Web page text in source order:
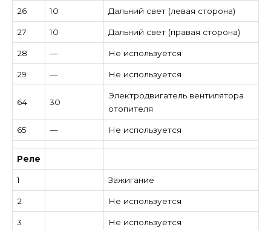
26 10 Дальний свет (левая сторона)
27 10 Дальний свет (правая сторона)
28 — Не используется
29 — Не используется
64 30
Электродвигатель вентилятора
отопителя
65 — Не используется
Реле
1 Зажигание
2 Не используется
3 Не используется